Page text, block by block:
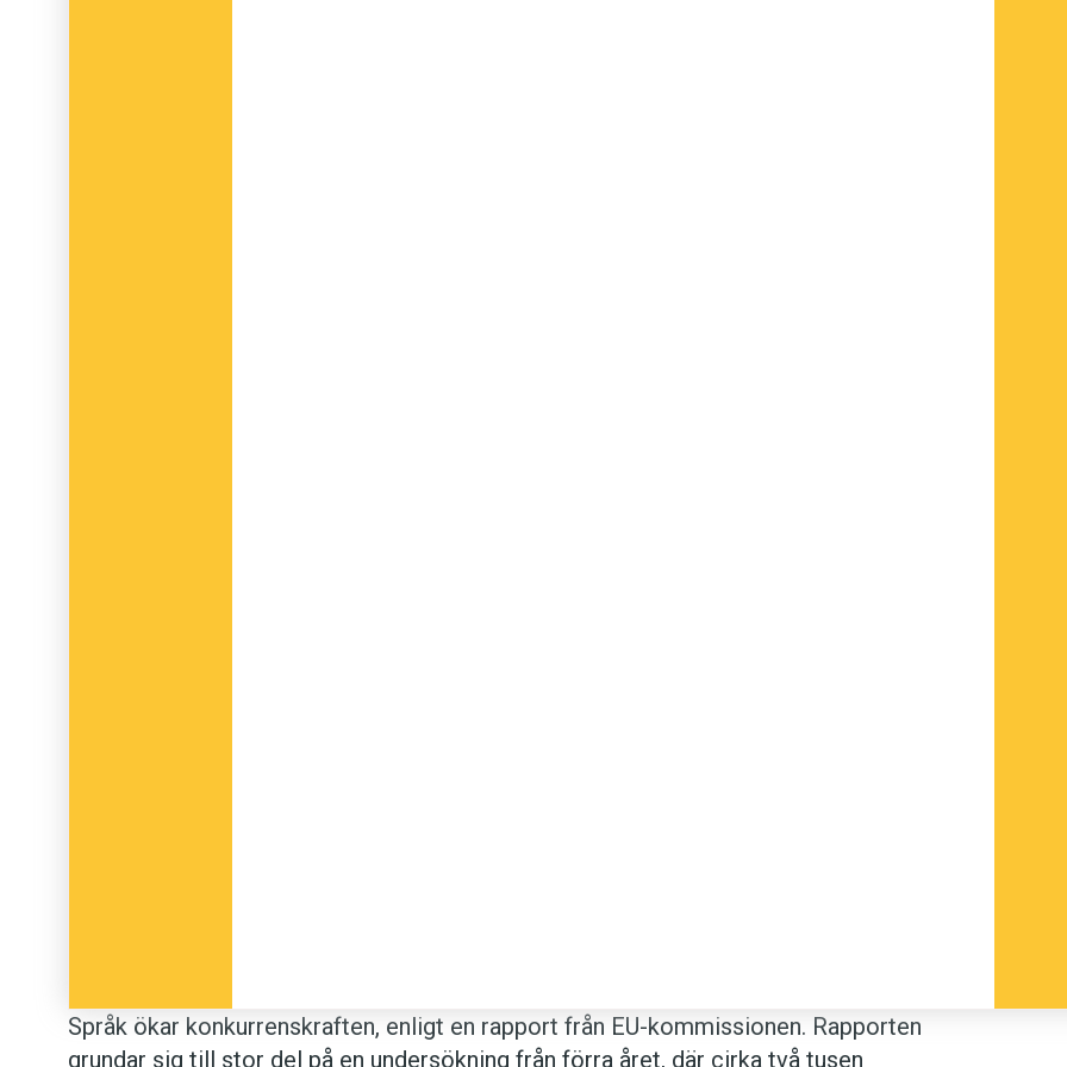
Språk ökar konkurrenskraften, enligt en rapport från EU-kommissionen. Rapporten
grundar sig till stor del på en undersökning från förra året, där cirka två tusen